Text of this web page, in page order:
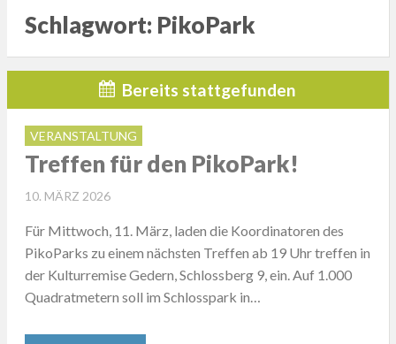
Schlagwort: PikoPark
Bereits stattgefunden
VERANSTALTUNG
Treffen für den PikoPark!
POSTED
10. MÄRZ 2026
Für Mittwoch, 11. März, laden die Koordinatoren des
PikoParks zu einem nächsten Treffen ab 19 Uhr treffen in
der Kulturremise Gedern, Schlossberg 9, ein. Auf 1.000
Quadratmetern soll im Schlosspark in…